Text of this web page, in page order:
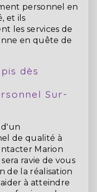
personnel en
et ils
les services de
en quête de
dès
Sur-
d'un
de qualité à
Marion
ravie de vous
de la réalisation
à atteindre